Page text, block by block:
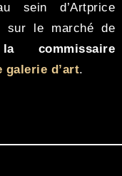
sein d’Artprice
sur le marché de
la commissaire
galerie d’art.